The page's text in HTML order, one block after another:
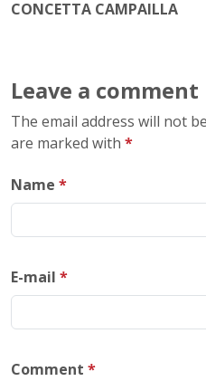
CONCETTA CAMPAILLA
Leave a comment
The email address will not
are marked with *
Name *
E-mail *
Comment *